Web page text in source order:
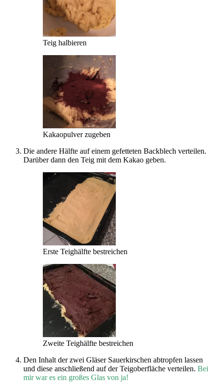
Teig halbieren
Kakaopulver zugeben
Die andere Hälfte auf einem gefetteten Backblech verteilen.
Darüber dann den Teig mit dem Kakao geben.
Erste Teighälfte bestreichen
Zweite Teighälfte bestreichen
Den Inhalt der zwei Gläser Sauerkirschen abtropfen lassen
und diese anschließend auf der Teigoberfläche verteilen. Bei
mir war es ein großes Glas von ja!